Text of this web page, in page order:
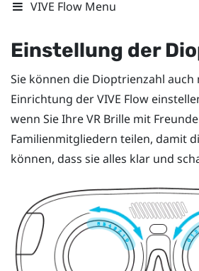
VIVE Flow Menu
Einstellung der
Sie können die Dioptrienzahl auch
Einrichtung derVIVE Flow
wenn Sie Ihre VR Brille mit
Familienmitgliedern teilen, damit
können, dass sie alles klar und